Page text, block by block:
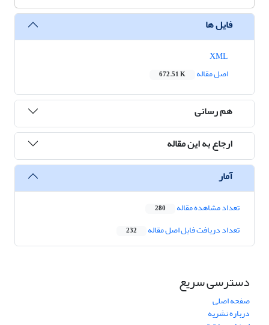
فایل ها
اصل مقاله
672.51 K
هم رسانی
ارجاع به این مقاله
آمار
تعداد مشاهده مقاله 280
تعداد دریافت فایل اصل مقاله 232
دسترسی سریع
صفحه اصلی
درباره نشریه